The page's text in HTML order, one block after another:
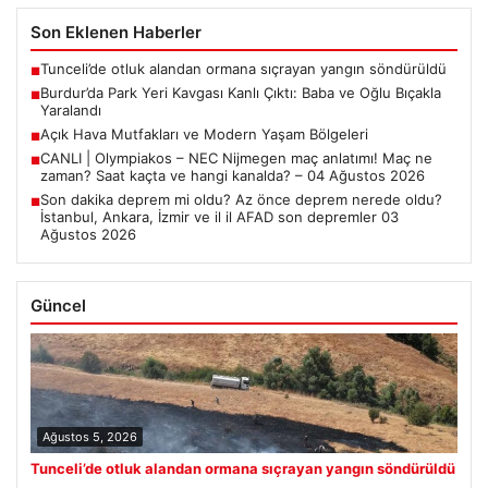
Son Eklenen Haberler
■Tunceli’de otluk alandan ormana sıçrayan yangın söndürüldü
■Burdur’da Park Yeri Kavgası Kanlı Çıktı: Baba ve Oğlu Bıçakla
Yaralandı
■Açık Hava Mutfakları ve Modern Yaşam Bölgeleri
■CANLI | Olympiakos – NEC Nijmegen maç anlatımı! Maç ne
zaman? Saat kaçta ve hangi kanalda? – 04 Ağustos 2026
■Son dakika deprem mi oldu? Az önce deprem nerede oldu?
İstanbul, Ankara, İzmir ve il il AFAD son depremler 03
Ağustos 2026
Güncel
Ağustos 5, 2026
Tunceli’de otluk alandan ormana sıçrayan yangın söndürüldü